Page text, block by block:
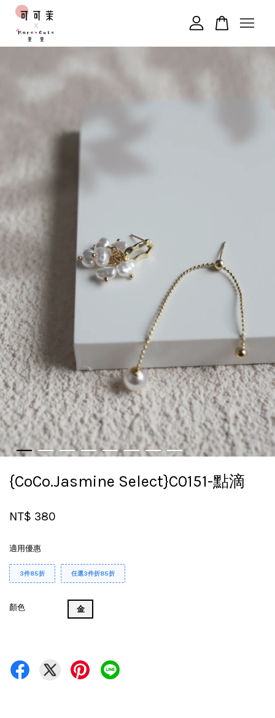
{CoCo.Jasmine Select}C0151-點滴
NT$ 380
適用優惠
3件85折 任選3件折85折
顏色 金
您的購物車目前還是空的。